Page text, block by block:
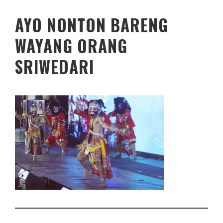
AYO NONTON BARENG
WAYANG ORANG
SRIWEDARI